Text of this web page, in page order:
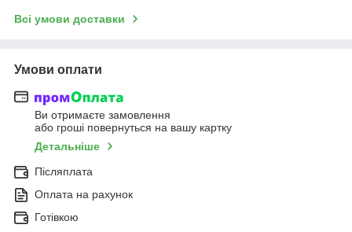
Всі умови доставки
Умови оплати
Ви отримаєте замовлення
або гроші повернуться на вашу картку
Детальніше
Післяплата
Оплата на рахунок
Готівкою